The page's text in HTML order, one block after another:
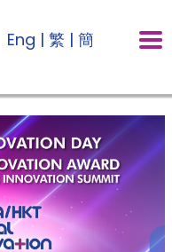
Eng | 繁 | 簡